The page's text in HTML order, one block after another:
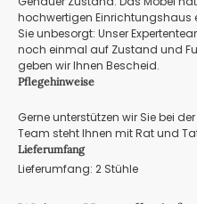
hochwertigen Einrichtungshaus
Sie unbesorgt: Unser
noch einmal auf Zustand und
geben wir Ihnen Bescheid.
Pflegehinweise
Gerne unterstützen wir Sie bei
Team steht Ihnen mit Rat und
Lieferumfang
Lieferumfang: 2 Stühle